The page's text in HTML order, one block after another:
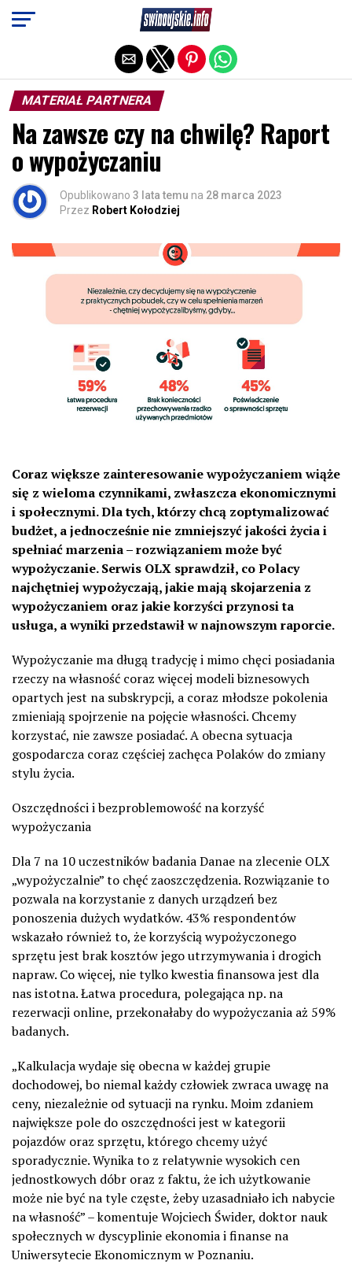
MATERIAŁ PARTNERA
Na zawsze czy na chwilę? Raport
o wypożyczaniu
Opublikowano 3 lata temu na 28 marca 2023
Przez Robert Kołodziej
Coraz większe zainteresowanie wypożyczaniem wiąże
się z wieloma czynnikami, zwłaszcza ekonomicznymi
i społecznymi. Dla tych, którzy chcą zoptymalizować
budżet, a jednocześnie nie zmniejszyć jakości życia i
spełniać marzenia – rozwiązaniem może być
wypożyczanie. Serwis OLX sprawdził, co Polacy
najchętniej wypożyczają, jakie mają skojarzenia z
wypożyczaniem oraz jakie korzyści przynosi ta
usługa, a wyniki przedstawił w najnowszym raporcie.
Wypożyczanie ma długą tradycję i mimo chęci posiadania
rzeczy na własność coraz więcej modeli biznesowych
opartych jest na subskrypcji, a coraz młodsze pokolenia
zmieniają spojrzenie na pojęcie własności. Chcemy
korzystać, nie zawsze posiadać. A obecna sytuacja
gospodarcza coraz częściej zachęca Polaków do zmiany
stylu życia.
Oszczędności i bezproblemowość na korzyść
wypożyczania
Dla 7 na 10 uczestników badania Danae na zlecenie OLX
„wypożyczalnie” to chęć zaoszczędzenia. Rozwiązanie to
pozwala na korzystanie z danych urządzeń bez
ponoszenia dużych wydatków. 43% respondentów
wskazało również to, że korzyścią wypożyczonego
sprzętu jest brak kosztów jego utrzymywania i drogich
napraw. Co więcej, nie tylko kwestia finansowa jest dla
nas istotna. Łatwa procedura, polegająca np. na
rezerwacji online, przekonałaby do wypożyczania aż 59%
badanych.
„Kalkulacja wydaje się obecna w każdej grupie
dochodowej, bo niemal każdy człowiek zwraca uwagę na
ceny, niezależnie od sytuacji na rynku. Moim zdaniem
największe pole do oszczędności jest w kategorii
pojazdów oraz sprzętu, którego chcemy użyć
sporadycznie. Wynika to z relatywnie wysokich cen
jednostkowych dóbr oraz z faktu, że ich użytkowanie
może nie być na tyle częste, żeby uzasadniało ich nabycie
na własność” – komentuje Wojciech Świder, doktor nauk
społecznych w dyscyplinie ekonomia i finanse na
Uniwersytecie Ekonomicznym w Poznaniu.
Exit mobile version